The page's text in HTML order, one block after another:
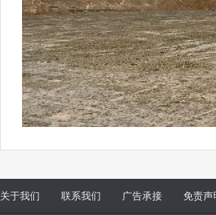
关于我们 联系我们 广告承接 免责声